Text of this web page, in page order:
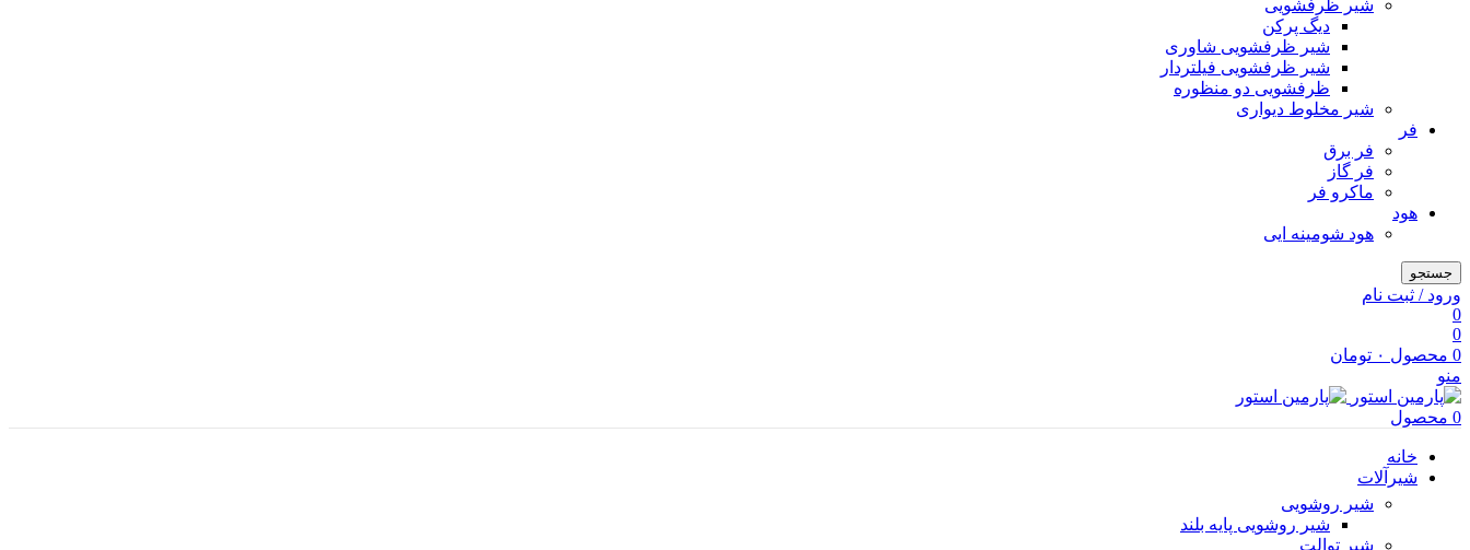
شیر ظرفشویی
دیگ پرکن
شیر ظرفشویی شاوری
شیر ظرفشویی فیلتردار
ظرفشویی دو منظوره
شیر مخلوط دیواری
فر
فر برق
فر گاز
ماكرو فر
هود
هود شومینه ایی
جستجو
ورود / ثبت نام
0
0
0 محصول ۰ تومان
منو
0 محصول
خانه
شیرآلات
شیر روشویی
شیر روشویی پایه بلند
شیر توالت